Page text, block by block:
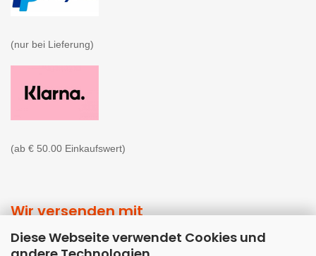
Diese Webseite verwendet Cookies und
(nur bei Lieferung)
(ab € 50.00 Einkaufswert)
Wir versenden mit